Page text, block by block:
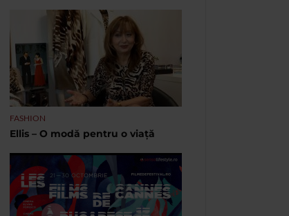
FASHION
Ellis – O modă pentru o viață